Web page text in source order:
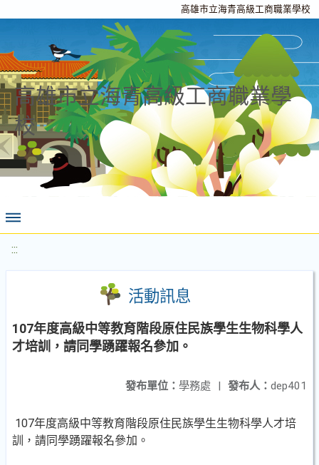
高雄市立海青高級工商職業學校
高雄市立海青高級工商職業學
校
:::
活動訊息
107年度高級中等教育階段原住民族學生生物科學人
才培訓，請同學踴躍報名參加。
發布人： dep401
發布單位： 學務處 |
107年度高級中等教育階段原住民族學生生物科學人才培
訓，請同學踴躍報名參加。